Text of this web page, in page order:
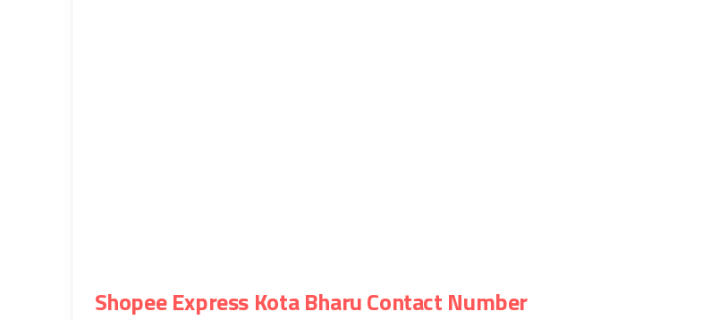
Shopee Express Kota Bharu Contact Number